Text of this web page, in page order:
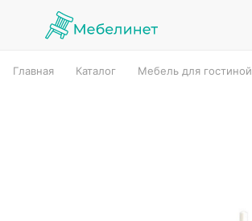
Главная Каталог Мебель для гостиной